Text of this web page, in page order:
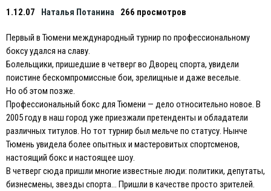
1.12.07 Наталья Потанина 266 просмотров
Первый в Тюмени международный турнир по профессиональному
боксу удался на славу.
Болельщики, пришедшие в четверг во Дворец спорта, увидели
поистине бескомпромиссные бои, зрелищные и даже веселые.
Но об этом позже.
Профессиональный бокс для Тюмени — дело относительно новое. В
2005 году в наш город уже приезжали претенденты и обладатели
различных титулов. Но тот турнир был мельче по статусу. Нынче
Тюмень увидела более опытных и мастеровитых спортсменов,
настоящий бокс и настоящее шоу.
В четверг сюда пришли многие известные люди: политики, депутаты,
бизнесмены, звезды спорта… Пришли в качестве просто зрителей.